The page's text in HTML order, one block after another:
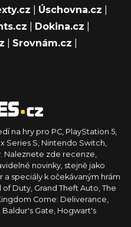
Úschovna.cz
Dokina.cz
Srovnám.cz
na hry pro PC, PlayStation 5,
Series S, Nintendo Switch,
Naleznete zde recenze,
novinky, stejně jako
speciály k očekávaným hrám
of Duty, Grand Theft Auto, The
Come: Deliverance,
Baldur's Gate, Hogwart's